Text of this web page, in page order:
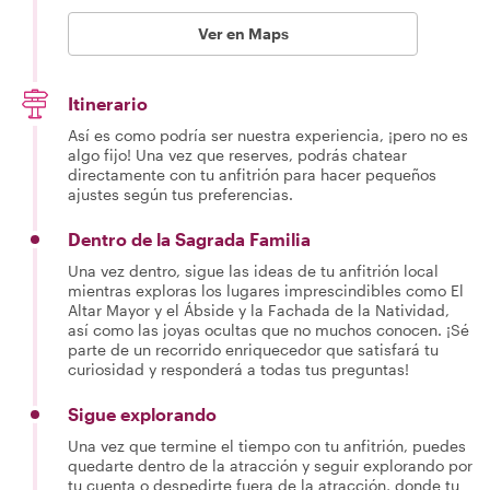
Ver en Maps
Itinerario
Así es como podría ser nuestra experiencia, ¡pero no es
algo fijo! Una vez que reserves, podrás chatear
directamente con tu anfitrión para hacer pequeños
ajustes según tus preferencias.
Dentro de la Sagrada Familia
Una vez dentro, sigue las ideas de tu anfitrión local
mientras exploras los lugares imprescindibles como El
Altar Mayor y el Ábside y la Fachada de la Natividad,
así como las joyas ocultas que no muchos conocen. ¡Sé
parte de un recorrido enriquecedor que satisfará tu
curiosidad y responderá a todas tus preguntas!
Sigue explorando
Una vez que termine el tiempo con tu anfitrión, puedes
quedarte dentro de la atracción y seguir explorando por
tu cuenta o despedirte fuera de la atracción, donde tu